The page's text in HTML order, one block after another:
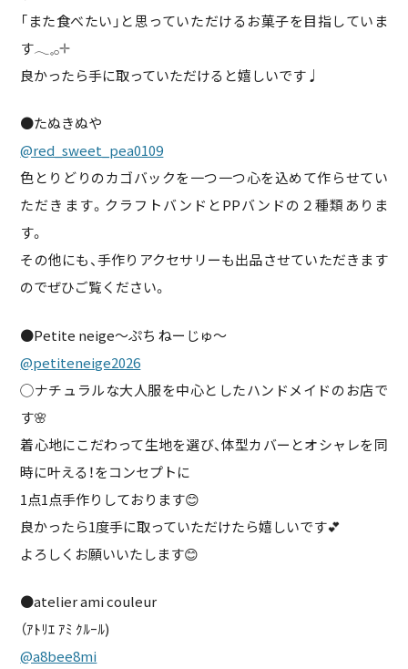
「また食べたい」と思っていただけるお菓子を目指していま
す𓂃𓈒𓂂𓇬
良かったら手に取っていただけると嬉しいです♩
●たぬきぬや
@red_sweet_pea0109
色とりどりのカゴバックを一つ一つ心を込めて作らせてい
ただきます。クラフトバンドとPPバンドの２種類ありま
す。
その他にも、手作りアクセサリーも出品させていただきます
のでぜひご覧ください。
●Petite neige〜ぷち ねーじゅ～
@petiteneige2026
◯ナチュラルな大人服を中心としたハンドメイドのお店で
す🌸
着心地にこだわって生地を選び、体型カバーとオシャレを同
時に叶える！をコンセプトに
1点1点手作りしております😊
良かったら1度手に取っていただけたら嬉しいです💕
よろしくお願いいたします😊
●atelier ami couleur
（ｱﾄﾘｴ ｱﾐ ｸﾙｰﾙ)
@a8bee8mi